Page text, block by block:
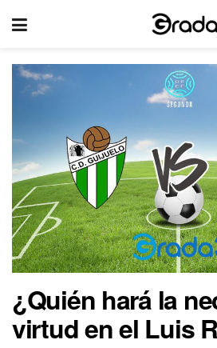
¿Quién hará la
virtud en el Luis